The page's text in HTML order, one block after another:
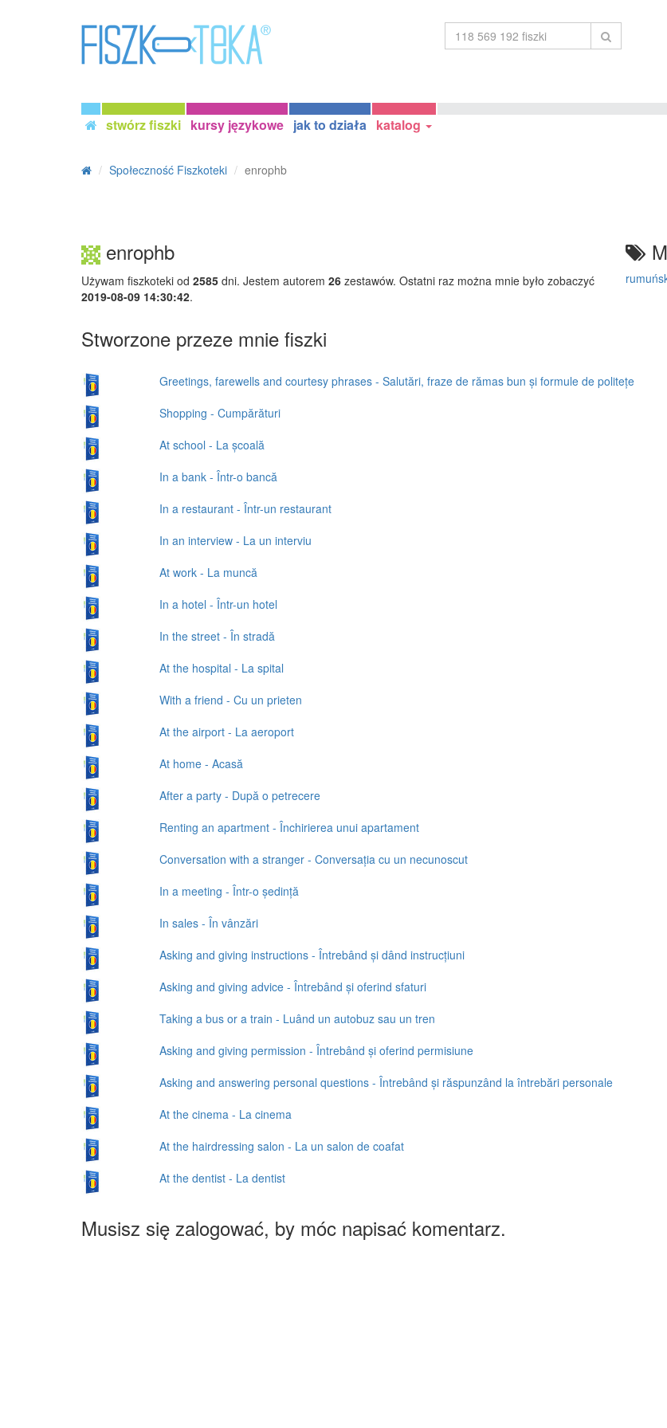
stwórz fiszki kursy językowe jak to działa katalog
Społeczność Fiszkoteki enrophb
enrophb
Używam fiszkoteki od 2585 dni. Jestem autorem 26 zestawów. Ostatni raz można mnie było zobaczyć
2019-08-09 14:30:42.
Stworzone przeze mnie fiszki
Greetings, farewells and courtesy phrases - Salutări, fraze de rămas bun și formule de politețe
Shopping - Cumpărături
At school - La școală
In a bank - Într-o bancă
In a restaurant - Într-un restaurant
In an interview - La un interviu
At work - La muncă
In a hotel - Într-un hotel
In the street - În stradă
At the hospital - La spital
With a friend - Cu un prieten
At the airport - La aeroport
At home - Acasă
After a party - După o petrecere
Renting an apartment - Închirierea unui apartament
Conversation with a stranger - Conversația cu un necunoscut
In a meeting - Într-o ședință
In sales - În vânzări
Asking and giving instructions - Întrebând și dând instrucțiuni
Asking and giving advice - Întrebând și oferind sfaturi
Taking a bus or a train - Luând un autobuz sau un tren
Asking and giving permission - Întrebând și oferind permisiune
Asking and answering personal questions - Întrebând și răspunzând la întrebări personale
At the cinema - La cinema
At the hairdressing salon - La un salon de coafat
At the dentist - La dentist
Musisz się zalogować, by móc napisać komentarz.